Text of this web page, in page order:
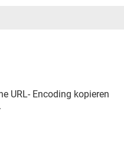
URL- Encoding kopieren